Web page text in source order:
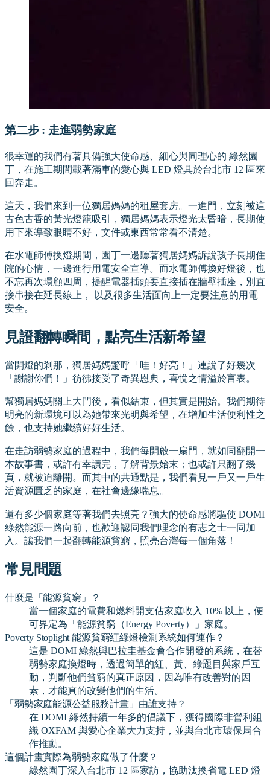
第二步 : 走進弱勢家庭
很幸運的我們有著具備強大使命感、細心與同理心的 綠然園
丁，在施工期間載著滿車的愛心與 LED 燈具於台北市 12 區來
回奔走。
這天，我們來到一位獨居媽媽的租屋套房。一進門，立刻被這
古色古香的黃光燈籠吸引，獨居媽媽表示燈光太昏暗，長期使
用下來導致眼睛不好，文件或東西常常看不清楚。
在水電師傅換燈期間，園丁一邊聽著獨居媽媽訴說孩子長期住
院的心情，一邊進行用電安全宣導。而水電師傅換好燈後，也
不忘再次環顧四周，提醒電器插頭要直接插在牆壁插座，別直
接串接在延長線上， 以及很多生活面向上一定要注意的用電
安全。
見證翻轉瞬間，點亮生活新希望
當開燈的剎那，獨居媽媽驚呼「哇！好亮！」連說了好幾次
「謝謝你們！」彷彿接受了奇異恩典，喜悅之情溢於言表。
幫獨居媽媽關上大門後，看似結束，但其實是開始。我們期待
明亮的新環境可以為她帶來光明與希望，在增加生活便利性之
餘，也支持她繼續好好生活。
在走訪弱勢家庭的過程中，我們每開啟一扇門，就如同翻開一
本故事書，或許有幸讀完，了解背景始末；也或許只翻了幾
頁，就被迫離開。而其中的共通點是，我們看見一戶又一戶生
活資源匱乏的家庭，在社會邊緣喘息。
還有多少個家庭等著我們去照亮？強大的使命感將驅使 DOMI
綠然能源一路向前，也歡迎認同我們理念的有志之士一同加
入。讓我們一起翻轉能源貧窮，照亮台灣每一個角落！
常見問題
什麼是「能源貧窮」？
當一個家庭的電費和燃料開支佔家庭收入 10% 以上，便
可界定為「能源貧窮（Energy Poverty）」家庭。
Poverty Stoplight 能源貧窮紅綠燈檢測系統如何運作？
這是 DOMI 綠然與巴拉圭基金會合作開發的系統，在替
弱勢家庭換燈時，透過簡單的紅、黃、綠題目與家戶互
動，判斷他們貧窮的真正原因，因為唯有改善對的因
素，才能真的改變他們的生活。
「弱勢家庭能源公益服務計畫」由誰支持？
在 DOMI 綠然持續一年多的倡議下，獲得國際非營利組
織 OXFAM 與愛心企業大力支持，並與台北市環保局合
作推動。
這個計畫實際為弱勢家庭做了什麼？
綠然園丁深入台北市 12 區家訪，協助汰換省電 LED 燈